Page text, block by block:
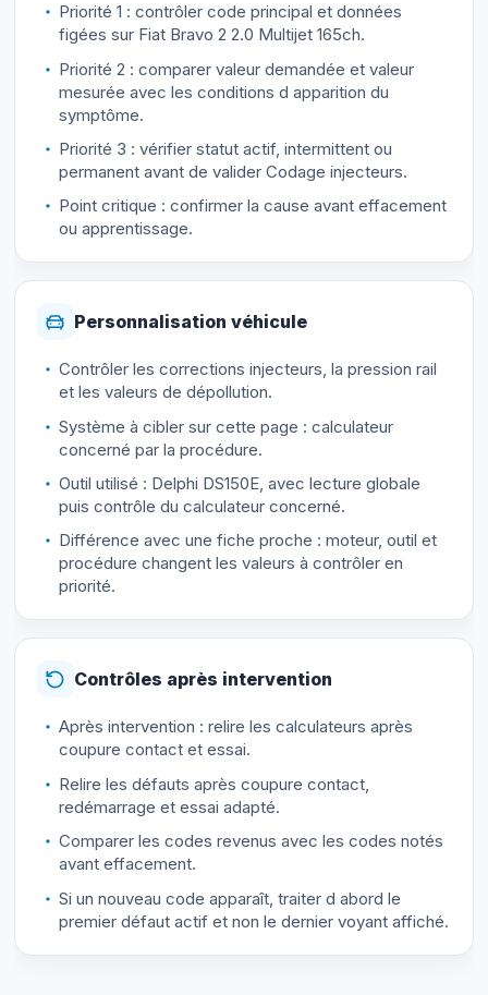
Priorité 1 : contrôler code principal et données
figées sur Fiat Bravo 2 2.0 Multijet 165ch.
Priorité 2 : comparer valeur demandée et valeur
mesurée avec les conditions d apparition du
symptôme.
Priorité 3 : vérifier statut actif, intermittent ou
permanent avant de valider Codage injecteurs.
Point critique : confirmer la cause avant effacement
ou apprentissage.
Personnalisation véhicule
Contrôler les corrections injecteurs, la pression rail
et les valeurs de dépollution.
Système à cibler sur cette page : calculateur
concerné par la procédure.
Outil utilisé : Delphi DS150E, avec lecture globale
puis contrôle du calculateur concerné.
Différence avec une fiche proche : moteur, outil et
procédure changent les valeurs à contrôler en
priorité.
Contrôles après intervention
Après intervention : relire les calculateurs après
coupure contact et essai.
Relire les défauts après coupure contact,
redémarrage et essai adapté.
Comparer les codes revenus avec les codes notés
avant effacement.
Si un nouveau code apparaît, traiter d abord le
premier défaut actif et non le dernier voyant affiché.